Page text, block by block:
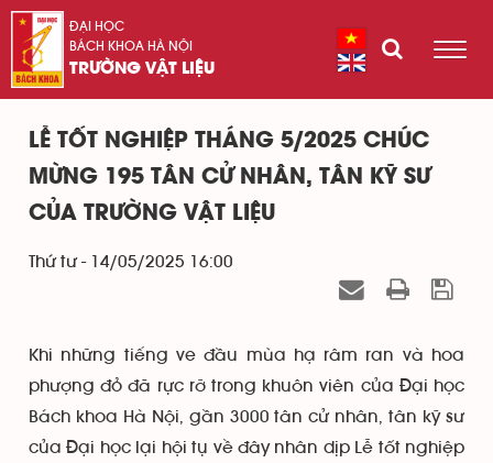
ĐẠI HỌC
BÁCH KHOA HÀ NỘI
TRƯỜNG VẬT LIỆU
LỄ TỐT NGHIỆP THÁNG 5/2025 CHÚC
MỪNG 195 TÂN CỬ NHÂN, TÂN KỸ SƯ
CỦA TRƯỜNG VẬT LIỆU
Thứ tư - 14/05/2025 16:00
Khi những tiếng ve đầu mùa hạ râm ran và hoa
phượng đỏ đã rực rỡ trong khuôn viên của Đại học
Bách khoa Hà Nội, gần 3000 tân cử nhân, tân kỹ sư
của Đại học lại hội tụ về đây nhân dịp Lễ tốt nghiệp